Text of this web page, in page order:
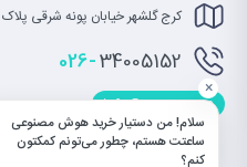
کرج گلشهر خیابان پونه شرقی پلاک 31 ساختمان قائم طبقه اول واحد 3
026-34005152
info@saatet.com
سلام! من دستیار خرید هوش مصنوعی
ساعتت هستم، چطور می‌تونم کمکتون
کنم؟
×